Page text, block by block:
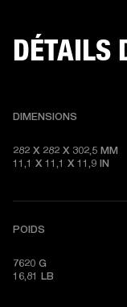
DÉTAILS
DIMENSIONS
282 X 282 X 302,5 MM
11,1 X 11,1 X 11,9 IN
POIDS
7620 G
16,81 LB